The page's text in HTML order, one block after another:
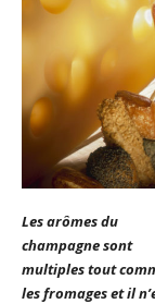
Les arômes du
champagne sont
multiples tout
les fromages et il